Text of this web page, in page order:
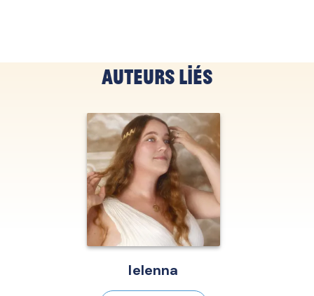
Auteurs liés
Ielenna